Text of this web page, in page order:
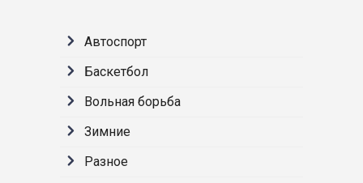
Автоспорт
Баскетбол
Вольная борьба
Зимние
Разное